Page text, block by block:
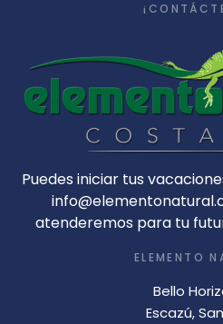
Puedes iniciar tus
atenderemos para tu
ELEMENTO
Bello
Escazú,